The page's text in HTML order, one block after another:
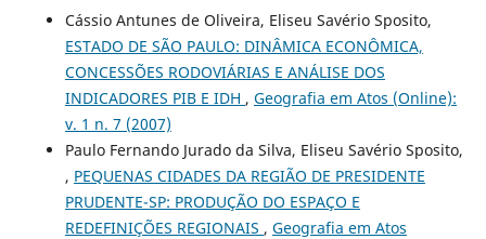
Cássio Antunes de Oliveira, Eliseu Savério Sposito,
ESTADO DE SÃO PAULO: DINÂMICA ECONÔMICA,
CONCESSÕES RODOVIÁRIAS E ANÁLISE DOS
INDICADORES PIB E IDH , Geografia em Atos (Online):
v. 1 n. 7 (2007)
Paulo Fernando Jurado da Silva, Eliseu Savério Sposito,
, PEQUENAS CIDADES DA REGIÃO DE PRESIDENTE
PRUDENTE-SP: PRODUÇÃO DO ESPAÇO E
REDEFINIÇÕES REGIONAIS , Geografia em Atos